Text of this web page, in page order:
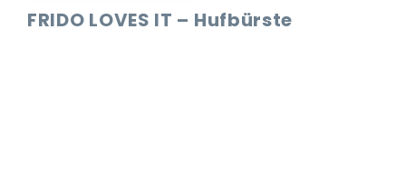
FRIDO LOVES IT – Hufbürste